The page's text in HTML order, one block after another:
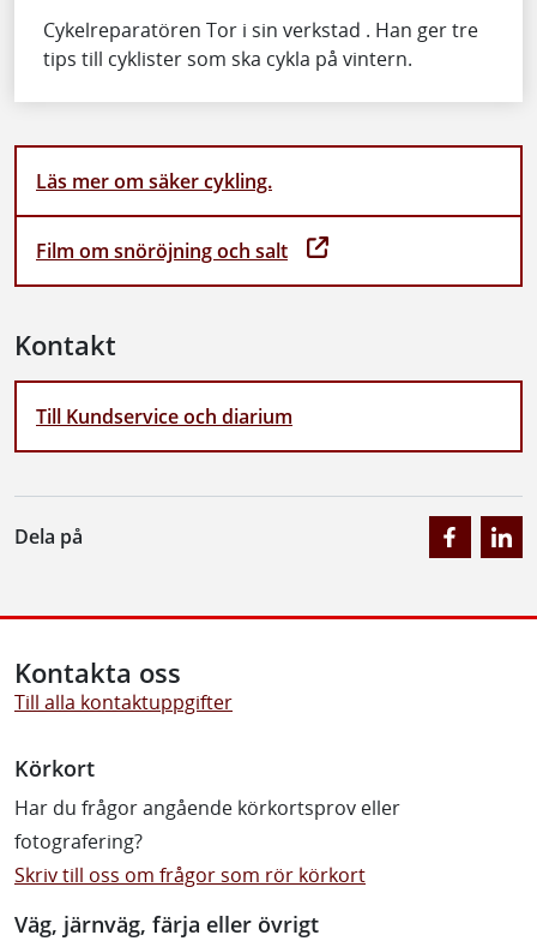
Cykelreparatören Tor i sin verkstad . Han ger tre
tips till cyklister som ska cykla på vintern.
Läs mer om säker cykling.
Film om snöröjning och salt
Kontakt
Till Kundservice och diarium
Dela på
Kontakta oss
Till alla kontaktuppgifter
Körkort
Har du frågor angående körkortsprov eller
fotografering?
Skriv till oss om frågor som rör körkort
Väg, järnväg, färja eller övrigt